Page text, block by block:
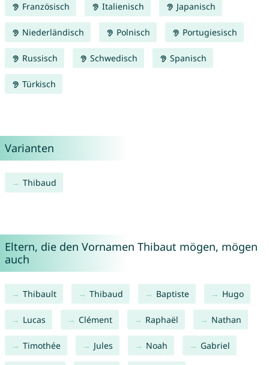
Französisch Italienisch Japanisch
Niederländisch Polnisch Portugiesisch
Russisch Schwedisch Spanisch
Türkisch
Varianten
Thibaud
Eltern, die den Vornamen Thibaut mögen, mögen
auch
Thibault Thibaud Baptiste Hugo
Lucas Clément Raphaël Nathan
Timothée Jules Noah Gabriel